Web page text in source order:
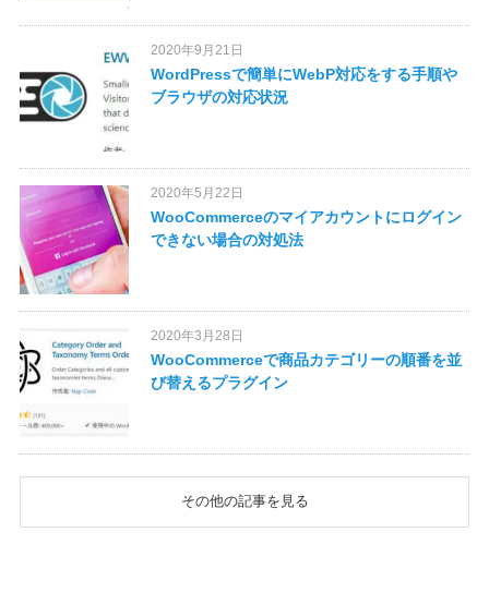
2020年9月21日
WordPressで簡単にWebP対応をする手順や
ブラウザの対応状況
2020年5月22日
WooCommerceのマイアカウントにログイン
できない場合の対処法
2020年3月28日
WooCommerceで商品カテゴリーの順番を並
び替えるプラグイン
その他の記事を見る